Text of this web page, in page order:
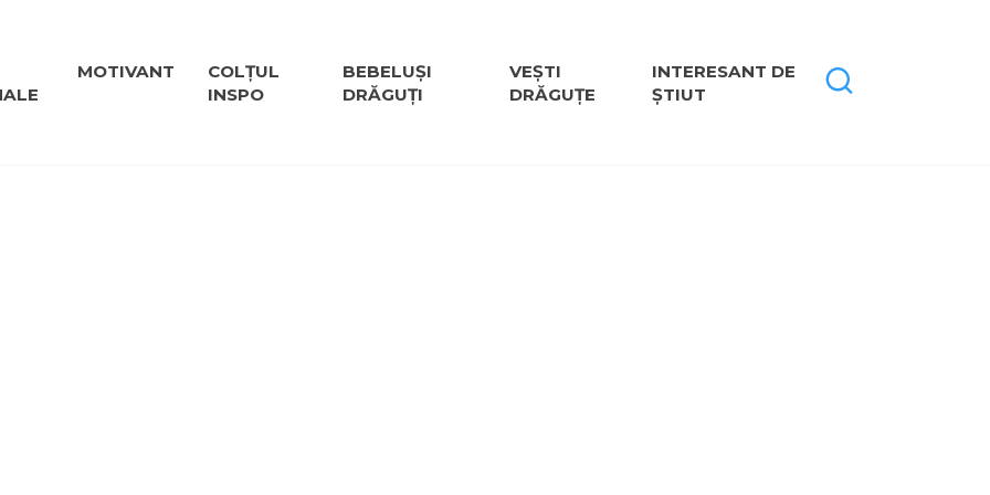
MOTIVANT
COLȚUL
INSPO
BEBELUȘI
DRĂGUȚI
VEȘTI
DRĂGUȚE
INTERESANT DE
ȘTIUT